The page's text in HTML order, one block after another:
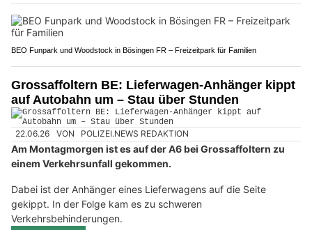
BEO Funpark und Woodstock in Bösingen FR – Freizeitpark für Familien
Grossaffoltern BE: Lieferwagen-Anhänger kippt
auf Autobahn um – Stau über Stunden
22.06.26 VON POLIZEI.NEWS REDAKTION
Am Montagmorgen ist es auf der A6 bei Grossaffoltern zu
einem Verkehrsunfall gekommen.
Dabei ist der Anhänger eines Lieferwagens auf die Seite
gekippt. In der Folge kam es zu schweren
Verkehrsbehinderungen.